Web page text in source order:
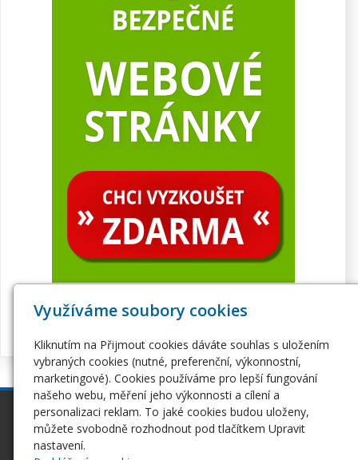
inPage
Webové stránky
Pro začátečníky
Webhosting
Hosting
Využíváme soubory cookies
Kliknutím na Přijmout cookies dáváte souhlas s uložením
vybraných cookies (nutné, preferenční, výkonnostní,
marketingové). Cookies používáme pro lepší fungování
našeho webu, měření jeho výkonnosti a cílení a
personalizaci reklam. To jaké cookies budou uloženy,
můžete svobodně rozhodnout pod tlačítkem Upravit
nastavení.